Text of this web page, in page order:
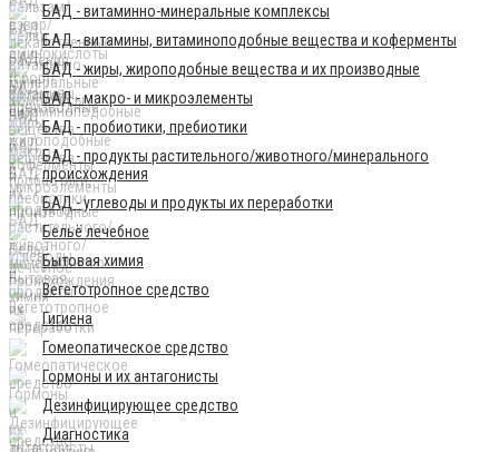
БАД - витаминно-минеральные комплексы
БАД - витамины, витаминоподобные вещества и коферменты
БАД - жиры, жироподобные вещества и их производные
БАД - макро- и микроэлементы
БАД - пробиотики, пребиотики
БАД - продукты растительного/животного/минерального
происхождения
БАД - углеводы и продукты их переработки
Бельё лечебное
Бытовая химия
Вегетотропное средство
Гигиена
Гомеопатическое средство
Гормоны и их антагонисты
Дезинфицирующее средство
Диагностика